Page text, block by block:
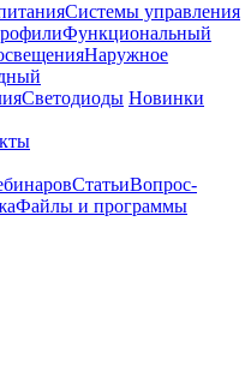
Системы управления
Функциональный
Наружное
Светодиоды Новинки
СтатьиВопрос-
Файлы и программы